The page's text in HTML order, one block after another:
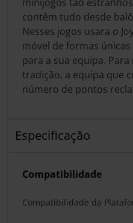
contêm tudo desde
Nesses jogos usara o
móvel de formas
para a sua equipa.
tradição, a equipa que
número de pontos
Especificação
Compatibilidade
Compatibilidade da